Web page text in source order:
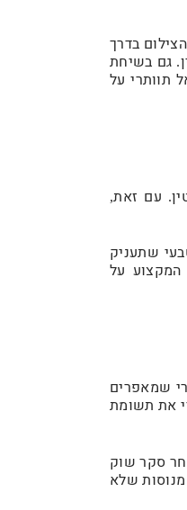
הצילום בדרך
. גם בשיחת
תוותרי על
. עם זאת,
שתעניק
על
שמאפרים
את תשומת
סקר שוק
שלא